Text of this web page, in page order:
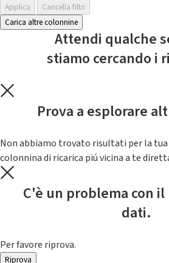
Applica
Cancella filtri
Carica altre colonnine
Attendi qualche
stiamo cercando i
Prova a esplorare
Non abbiamo trovato risultati per la tua
colonnina di ricarica piú vicina a te
C'è un problema con
dati.
Per favore riprova.
Riprova